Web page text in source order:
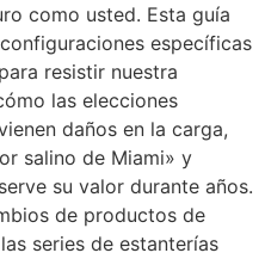
como usted. Esta guía
específicas
resistir nuestra
las elecciones
daños en la carga,
salino de Miami» y
su valor durante años.
de productos de
series de estanterías